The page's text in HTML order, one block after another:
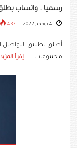
رسميا .. واتساب
437
أطلق تطبيق التواصل
مجموعات ..... إقرأ المزيد